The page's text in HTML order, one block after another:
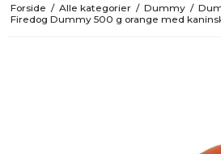
Forside / Alle kategorier / Dummy /
Firedog Dummy 500 g orange med